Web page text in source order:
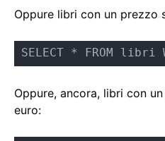
Oppure libri con un prezzo
SELECT * FROM libri
Oppure, ancora, libri con
euro: